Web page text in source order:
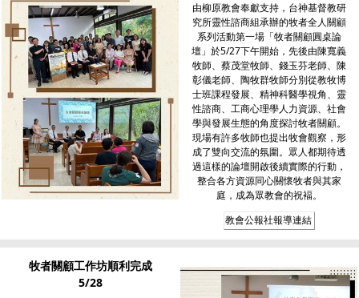
由柳原教會奉獻支持，台神基督教研
究所靈性諮商組承辦的牧者全人關顧
系列活動第一場「牧者關顧圓桌論
壇」於5/27下午開始，先後由陳寬義
牧師、蔡茂堂牧師、錢玉芬老師、陳
彰儀老師、陶牧群牧師分別從教牧博
士班課程發展、精神科醫學視角、靈
性諮商、工商心理學人力資源、社會
學與發展生態的角度探討牧者關顧。
現場有許多牧師也提出牧會觀察，形
成了雙向交流的氛圍。眾人都期待透
過這樣的論壇開啟後續實際的行動，
整合各方資源同心關懷牧者與其家
庭，成為眾教會的祝褔。
教會公報社報導連結
牧者關顧工作坊順利完成
5/28